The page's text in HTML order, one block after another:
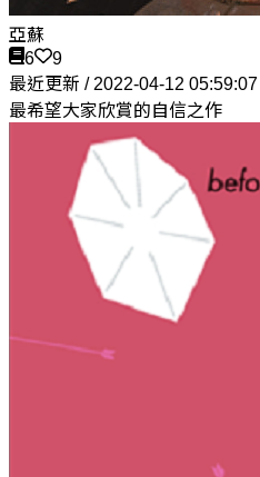
亞蘇
6
9
最近更新 / 2022-04-12 05:59:07
最希望大家欣賞的自信之作